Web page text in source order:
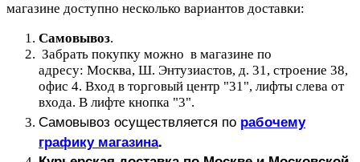
магазине доступно несколько вариантов доставки:
Самовывоз.
Забрать покупку можно в магазине по
адресу: Москва, Ш. Энтузиастов, д. 31, строение 38,
офис 4. Вход в торговый центр "31", лифты слева от
входа. В лифте кнопка "3".
Самовывоз осуществляется по рабочему
графику магазина.